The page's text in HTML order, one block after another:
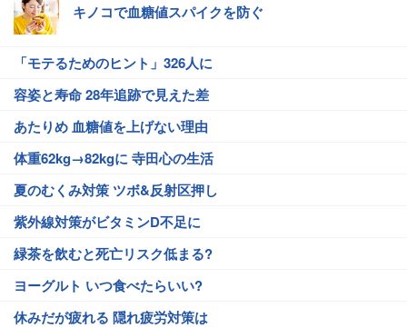
キノコで血糖値スパイクを防ぐ
「モテるためのヒント」326人に
容姿と寿命 28年追跡で見えた差
あたりめ 血糖値を上げない理由
体重62kg→82kgに 寺田心の生活
夏のむくみ対策 ツボ&反射区押し
紫外線対策がビタミンD不足に
緑茶を飲むと死亡リスク低まる?
ヨーグルト いつ食べたらいい?
休みだが疲れる 隠れ疲労対策は